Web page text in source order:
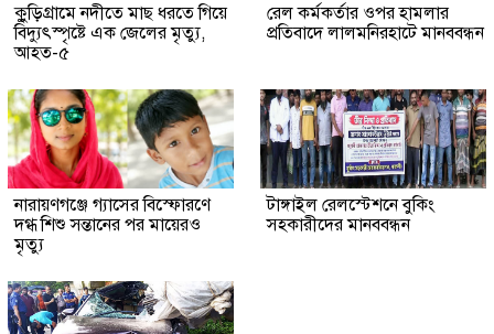
কুুড়িগ্রা‌মে নদীতে মাছ ধরতে গিয়ে
বিদ্যুৎস্পৃষ্টে এক জেলের মৃত্যু,
আহত-৫
রেল কর্মকর্তার ওপর হামলার
প্রতিবাদে লালমনিরহাটে মানববন্ধন
নারায়ণগঞ্জে গ্যাসের বিস্ফোরণে
দগ্ধ শিশু সন্তানের পর মায়েরও
মৃত্যু
টাঙ্গাইল রেলস্টেশনে বুকিং
সহকারীদের মানববন্ধন